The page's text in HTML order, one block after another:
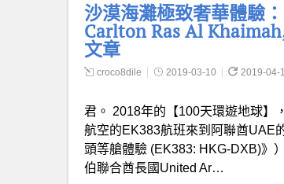
沙漠海灘極致奢華體驗
Carlton Ras Al
文章
croco8dile 2019-03-10 2019-04-
君。 2018年的【100天環遊地球】
航空的EK383航班來到阿聯酋UAE
頭等艙體驗 (EK383: HKG-DXB)》
伯聯合酋長國United Ar…